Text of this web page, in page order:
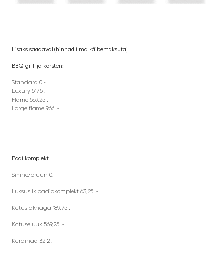
Lisaks saadaval (hinnad ilma käibemaksuta):
BBQ grill ja korsten:
Standard 0.-
Luxury 517,5 .-
Flame 569,25 .-
Large flame 966 .-
Padi komplekt:
Sinine/pruun 0.-
Luksuslik padjakomplekt 63,25 .-
Katus aknaga 189,75 .-
Katuseluuk 569,25 .-
Kardinad 32,2 .-